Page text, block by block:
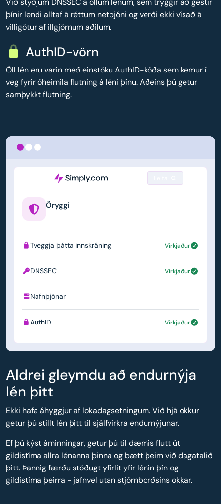
Við styðjum DNSSEC á öllum lénum, sem tryggir að gestir
þínir lendi alltaf á réttum netþjóni og verði ekki vísað á
villigötur af illgjörnum aðilum.
AuthID-vörn
Öll lén eru varin með einstöku AuthID-kóða sem kemur í
veg fyrir óheimila flutning á léni þínu. Aðeins þú getur
samþykkt flutning.
Öryggi
Tveggja þátta innskráning Virkjaður
DNSSEC Virkjaður
Nafnþjónar
AuthID Virkjaður
Aldrei gleymdu að endurnýja
lén þitt
Ekki hafa áhyggjur af lokadagsetningum. Við hjá okkur
getur þú stillt lén þitt til sjálfvirkra endurnýjunar.
Ef þú kýst áminningar, getur þú til dæmis flutt út
gildistíma allra lénanna þinna og bætt þeim við dagatalið
þitt. Þannig færðu stöðugt yfirlit yfir lénin þín og
gildistíma þeirra - jafnvel utan stjórnborðsins okkar.